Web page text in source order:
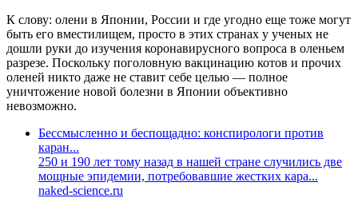
К слову: олени в Японии, России и где угодно еще тоже могут
быть его вместилищем, просто в этих странах у ученых не
дошли руки до изучения коронавирусного вопроса в оленьем
разрезе. Поскольку поголовную вакцинацию котов и прочих
оленей никто даже не ставит себе целью — полное
уничтожение новой болезни в Японии объективно
невозможно.
Бессмысленно и беспощадно: конспирологи против
каран...
250 и 190 лет тому назад в нашей стране случились две
мощные эпидемии, потребовавшие жестких кара...
naked-science.ru